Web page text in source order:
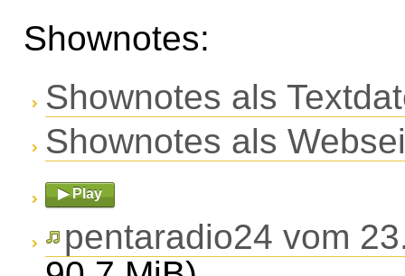
Shownotes:
Shownotes als
Shownotes als
▶ Play
pentaradio24 vom